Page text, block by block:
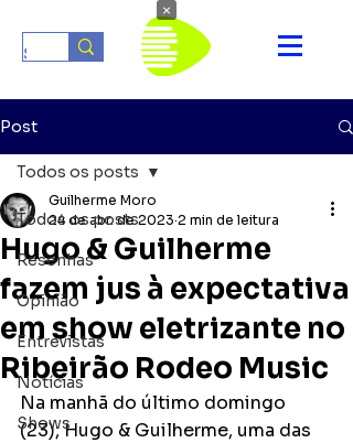
Post
Todos os posts
Resenhas
Opinião
Entrevistas
Notícias
Shows
Todos os posts
Hugo & Guilherme
fazem jus à expectativa
em show eletrizante no
Ribeirão Rodeo Music
Guilherme Moro
24 de abr. de 2023 2 min de leitura
Na manhã do último domingo
(23), Hugo & Guilherme, uma das
×